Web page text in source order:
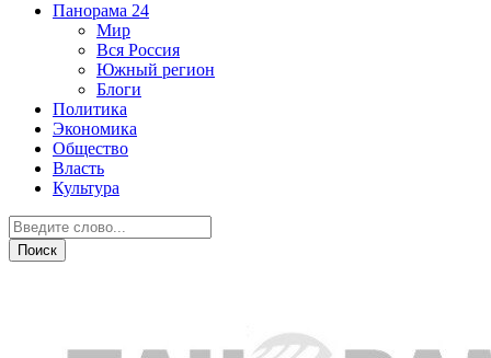
Панорама 24
Мир
Вся Россия
Южный регион
Блоги
Политика
Экономика
Общество
Власть
Культура